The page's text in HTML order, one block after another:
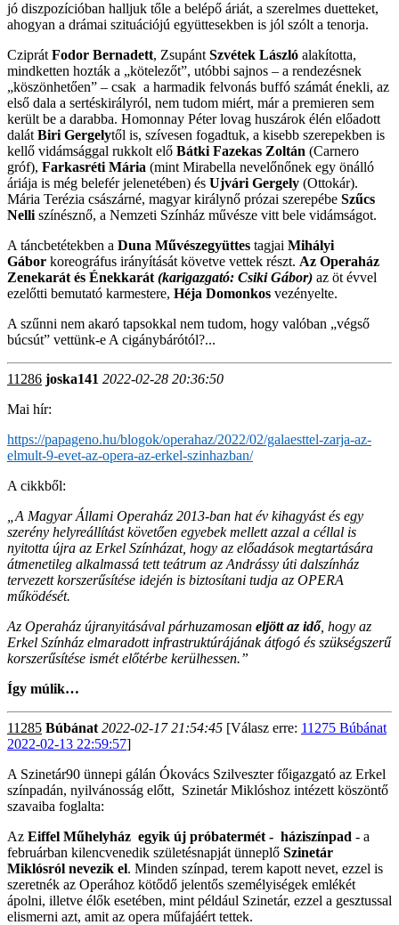
jó diszpozícióban halljuk tőle a belépő áriát, a szerelmes duetteket,
ahogyan a drámai szituációjú együttesekben is jól szólt a tenorja.
Cziprát Fodor Bernadett, Zsupánt Szvétek László alakította,
mindketten hozták a „kötelezőt”, utóbbi sajnos – a rendezésnek
„köszönhetően” – csak a harmadik felvonás buffó számát énekli, az
első dala a sertéskirályról, nem tudom miért, már a premieren sem
került be a darabba. Homonnay Péter lovag huszárok élén előadott
dalát Biri Gergelytől is, szívesen fogadtuk, a kisebb szerepekben is
kellő vidámsággal rukkolt elő Bátki Fazekas Zoltán (Carnero
gróf), Farkasréti Mária (mint Mirabella nevelőnőnek egy önálló
áriája is még belefér jelenetében) és Ujvári Gergely (Ottokár).
Mária Terézia császárné, magyar királynő prózai szerepébe Szűcs
Nelli színésznő, a Nemzeti Színház művésze vitt bele vidámságot.
A táncbetétekben a Duna Művészegyüttes tagjai Mihályi
Gábor koreográfus irányítását követve vettek részt. Az Operaház
Zenekarát és Énekkarát (karigazgató: Csiki Gábor) az öt évvel
ezelőtti bemutató karmestere, Héja Domonkos vezényelte.
A szűnni nem akaró tapsokkal nem tudom, hogy valóban „végső
búcsút” vettünk-e A cigánybárótól?...
11286 joska141 2022-02-28 20:36:50
Mai hír:
https://papageno.hu/blogok/operahaz/2022/02/galaesttel-zarja-az-
elmult-9-evet-az-opera-az-erkel-szinhazban/
A cikkből:
„A Magyar Állami Operaház 2013-ban hat év kihagyást és egy
szerény helyreállítást követően egyebek mellett azzal a céllal is
nyitotta újra az Erkel Színházat, hogy az előadások megtartására
átmenetileg alkalmassá tett teátrum az Andrássy úti dalszínház
tervezett korszerűsítése idején is biztosítani tudja az OPERA
működését.
Az Operaház újranyitásával párhuzamosan eljött az idő, hogy az
Erkel Színház elmaradott infrastruktúrájának átfogó és szükségszerű
korszerűsítése ismét előtérbe kerülhessen.”
Így múlik…
11285 Búbánat 2022-02-17 21:54:45 [Válasz erre: 11275 Búbánat
2022-02-13 22:59:57]
A Szinetár90 ünnepi gálán Ókovács Szilveszter főigazgató az Erkel
színpadán, nyilvánosság előtt, Szinetár Miklóshoz intézett köszöntő
szavaiba foglalta:
Az Eiffel Műhelyház egyik új próbatermét - háziszínpad - a
februárban kilencvenedik születésnapját ünneplő Szinetár
Miklósról nevezik el. Minden színpad, terem kapott nevet, ezzel is
szeretnék az Operához kötődő jelentős személyiségek emlékét
ápolni, illetve élők esetében, mint például Szinetár, ezzel a gesztussal
elismerni azt, amit az opera műfajáért tettek.